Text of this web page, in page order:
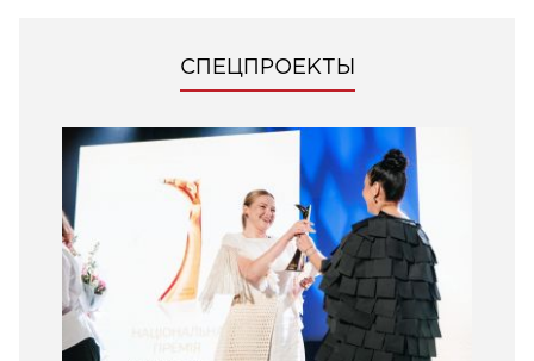
СПЕЦПРОЕКТЫ